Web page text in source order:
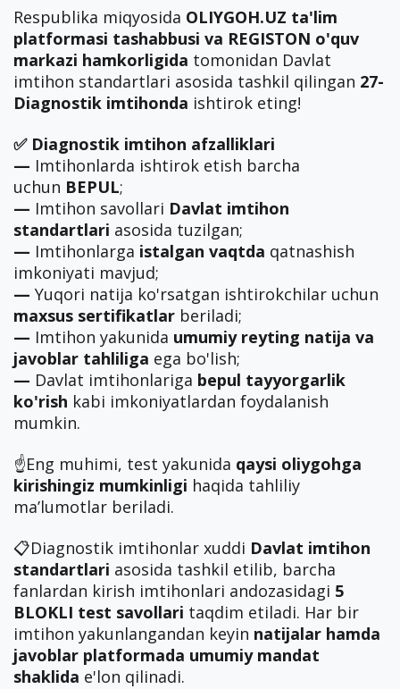
Respublika miqyosida OLIYGOH.UZ ta'lim
platformasi tashabbusi va REGISTON o'quv
markazi hamkorligida tomonidan Davlat
imtihon standartlari asosida tashkil qilingan 27-
Diagnostik imtihonda ishtirok eting!
✅ Diagnostik imtihon afzalliklari
— Imtihonlarda ishtirok etish barcha
uchun BEPUL;
— Imtihon savollari Davlat imtihon
standartlari asosida tuzilgan;
— Imtihonlarga istalgan vaqtda qatnashish
imkoniyati mavjud;
— Yuqori natija ko'rsatgan ishtirokchilar uchun
maxsus sertifikatlar beriladi;
— Imtihon yakunida umumiy reyting natija va
javoblar tahliliga ega bo'lish;
— Davlat imtihonlariga bepul tayyorgarlik
ko'rish kabi imkoniyatlardan foydalanish
mumkin.
☝️Eng muhimi, test yakunida qaysi oliygohga
kirishingiz mumkinligi haqida tahliliy
ma’lumotlar beriladi.
📋Diagnostik imtihonlar xuddi Davlat imtihon
standartlari asosida tashkil etilib, barcha
fanlardan kirish imtihonlari andozasidagi 5
BLOKLI test savollari taqdim etiladi. Har bir
imtihon yakunlangandan keyin natijalar hamda
javoblar platformada umumiy mandat
shaklida e'lon qilinadi.